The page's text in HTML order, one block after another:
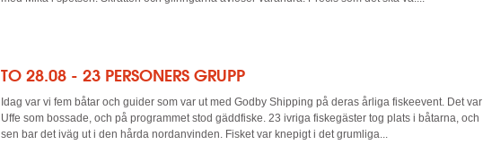
TO 28.08 - 23 PERSONERS GRUPP
Idag var vi fem båtar och guider som var ut med Godby Shipping på deras årliga fiskeevent. Det var
Uffe som bossade, och på programmet stod gäddfiske. 23 ivriga fiskegäster tog plats i båtarna, och
sen bar det iväg ut i den hårda nordanvinden. Fisket var knepigt i det grumliga...